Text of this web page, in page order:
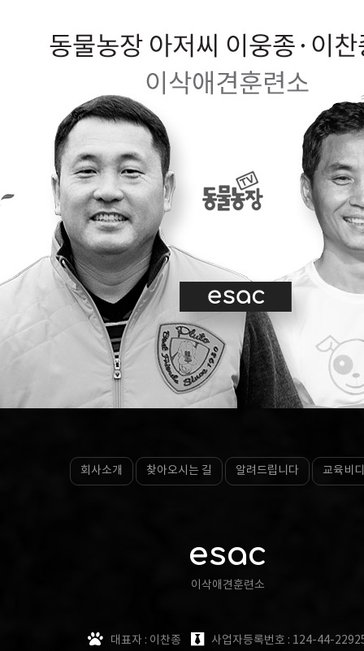
회사소개 찾아오시는 길 알려드립니다 교육비
esac
이삭애견훈련소
대표자 : 이찬종
사업자등록번호 : 124-44-